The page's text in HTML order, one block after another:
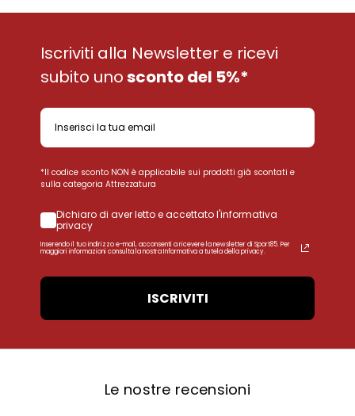
Iscriviti alla Newsletter e ricevi
subito unosconto del 5%*
*Il codice sconto NON è applicabile sui prodotti già scontati e
sulla categoria Attrezzatura
Dichiaro di aver letto e accettato l'informativa
privacy
Inserendo il tuo indirizzo e-mail, acconsenti a ricevere la newsletter di Sport85. Per
maggiori informazioni consulta la nostra Informativa a tutela della privacy.
ISCRIVITI
Le nostre recensioni